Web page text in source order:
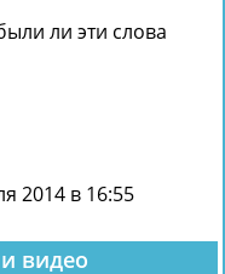
ли эти слова
2014 в 16:55
видео